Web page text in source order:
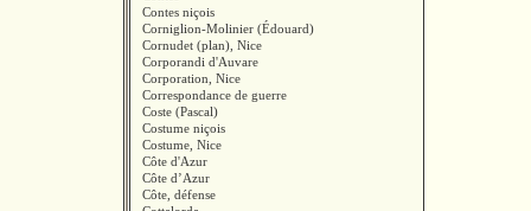
Contes niçois
Corniglion-Molinier (Édouard)
Cornudet (plan), Nice
Corporandi d'Auvare
Corporation, Nice
Correspondance de guerre
Coste (Pascal)
Costume niçois
Costume, Nice
Côte d'Azur
Côte d’Azur
Côte, défense